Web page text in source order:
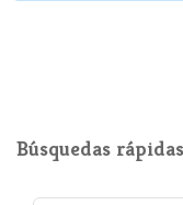
Búsquedas